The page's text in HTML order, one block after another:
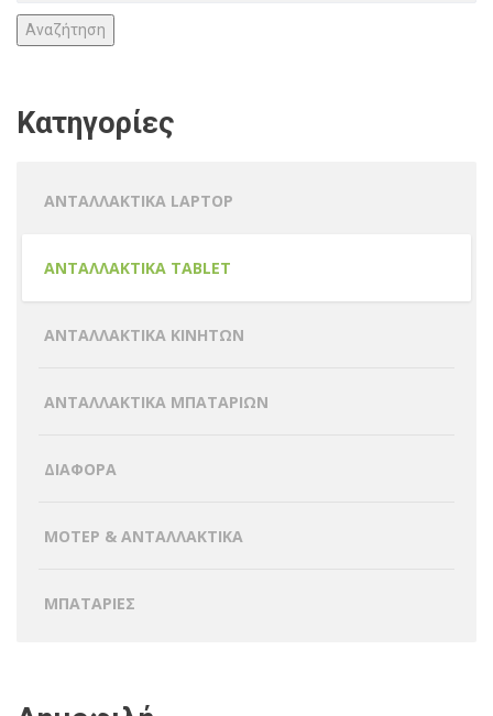
Αναζήτηση
Κατηγορίες
ΑΝΤΑΛΛΑΚΤΙΚΑ LAPTOP
ΑΝΤΑΛΛΑΚΤΙΚΑ TABLET
ΑΝΤΑΛΛΑΚΤΙΚΑ ΚΙΝΗΤΩΝ
ΑΝΤΑΛΛΑΚΤΙΚΑ ΜΠΑΤΑΡΙΩΝ
ΔΙΑΦΟΡΑ
ΜΟΤΕΡ & ΑΝΤΑΛΛΑΚΤΙΚΑ
ΜΠΑΤΑΡΙΕΣ